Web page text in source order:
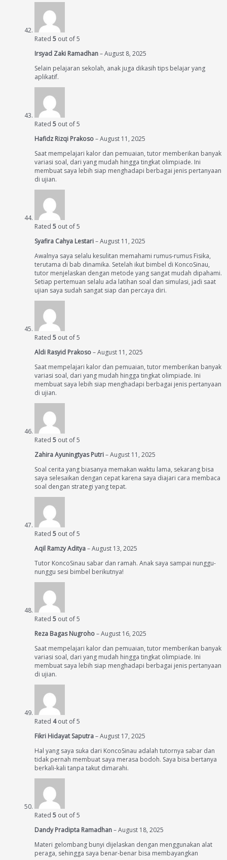
Rated 5 out of 5
Irsyad Zaki Ramadhan–August 8, 2025
Selain pelajaran sekolah, anak juga dikasih tips belajar yang
aplikatif.
Rated 5 out of 5
Hafidz Rizqi Prakoso–August 11, 2025
Saat mempelajari kalor dan pemuaian, tutor memberikan banyak
variasi soal, dari yang mudah hingga tingkat olimpiade. Ini
membuat saya lebih siap menghadapi berbagai jenis pertanyaan
di ujian.
Rated 5 out of 5
Syafira Cahya Lestari–August 11, 2025
Awalnya saya selalu kesulitan memahami rumus-rumus Fisika,
terutama di bab dinamika. Setelah ikut bimbel di KoncoSinau,
tutor menjelaskan dengan metode yang sangat mudah dipahami.
Setiap pertemuan selalu ada latihan soal dan simulasi, jadi saat
ujian saya sudah sangat siap dan percaya diri.
Rated 5 out of 5
Aldi Rasyid Prakoso–August 11, 2025
Saat mempelajari kalor dan pemuaian, tutor memberikan banyak
variasi soal, dari yang mudah hingga tingkat olimpiade. Ini
membuat saya lebih siap menghadapi berbagai jenis pertanyaan
di ujian.
Rated 5 out of 5
Zahira Ayuningtyas Putri–August 11, 2025
Soal cerita yang biasanya memakan waktu lama, sekarang bisa
saya selesaikan dengan cepat karena saya diajari cara membaca
soal dengan strategi yang tepat.
Rated 5 out of 5
Aqil Ramzy Aditya–August 13, 2025
Tutor KoncoSinau sabar dan ramah. Anak saya sampai nunggu-
nunggu sesi bimbel berikutnya!
Rated 5 out of 5
Reza Bagas Nugroho–August 16, 2025
Saat mempelajari kalor dan pemuaian, tutor memberikan banyak
variasi soal, dari yang mudah hingga tingkat olimpiade. Ini
membuat saya lebih siap menghadapi berbagai jenis pertanyaan
di ujian.
Rated 4out of 5
Fikri Hidayat Saputra–August 17, 2025
Hal yang saya suka dari KoncoSinau adalah tutornya sabar dan
tidak pernah membuat saya merasa bodoh. Saya bisa bertanya
berkali-kali tanpa takut dimarahi.
Rated 5 out of 5
Dandy Pradipta Ramadhan–August 18, 2025
Materi gelombang bunyi dijelaskan dengan menggunakan alat
peraga, sehingga saya benar-benar bisa membayangkan